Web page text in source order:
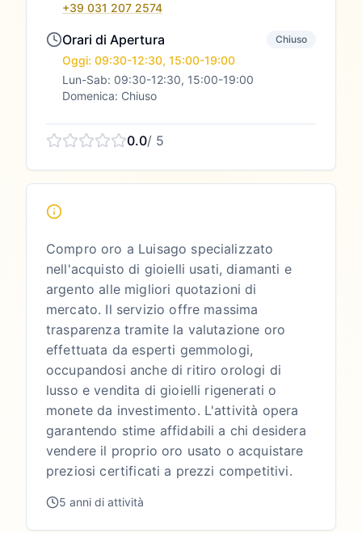
+39 031 207 2574
Orari di Apertura Chiuso
Oggi: 09:30-12:30, 15:00-19:00
Lun-Sab: 09:30-12:30, 15:00-19:00
Domenica: Chiuso
0.0/ 5
Compro oro a Luisago specializzato
nell'acquisto di gioielli usati, diamanti e
argento alle migliori quotazioni di
mercato. Il servizio offre massima
trasparenza tramite la valutazione oro
effettuata da esperti gemmologi,
occupandosi anche di ritiro orologi di
lusso e vendita di gioielli rigenerati o
monete da investimento. L'attività opera
garantendo stime affidabili a chi desidera
vendere il proprio oro usato o acquistare
preziosi certificati a prezzi competitivi.
5 anni di attività